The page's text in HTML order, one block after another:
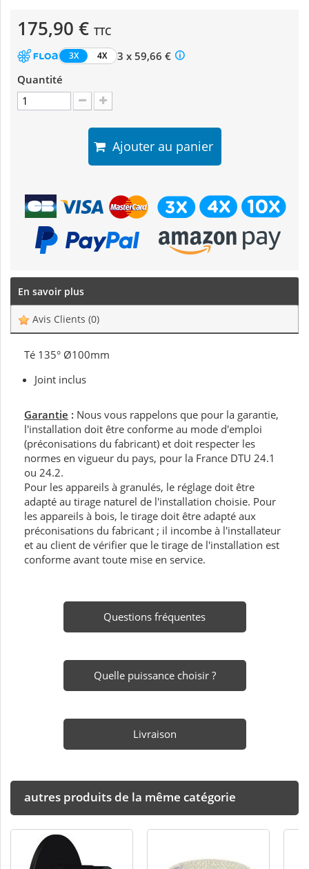
175,90 € TTC
3X 4X
3 x 59,66 €
Quantité
Ajouter au panier
En savoir plus
Avis Clients (0)
Té 135° Ø100mm
Joint inclus
Garantie : Nous vous rappelons que pour la garantie,
l'installation doit être conforme au mode d'emploi
(préconisations du fabricant) et doit respecter les
normes en vigueur du pays, pour la France DTU 24.1
ou 24.2.
Pour les appareils à granulés, le réglage doit être
adapté au tirage naturel de l'installation choisie. Pour
les appareils à bois, le tirage doit être adapté aux
préconisations du fabricant ; il incombe à l'installateur
et au client de vérifier que le tirage de l'installation est
conforme avant toute mise en service.
Questions fréquentes
Quelle puissance choisir ?
Livraison
autres produits de la même catégorie